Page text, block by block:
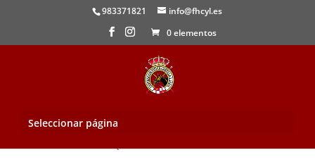
983371821
info@fhcyl.es
0 elementos
Seleccionar página